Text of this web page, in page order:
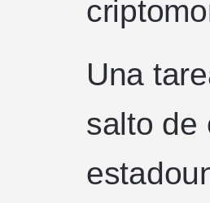
Una
salto de